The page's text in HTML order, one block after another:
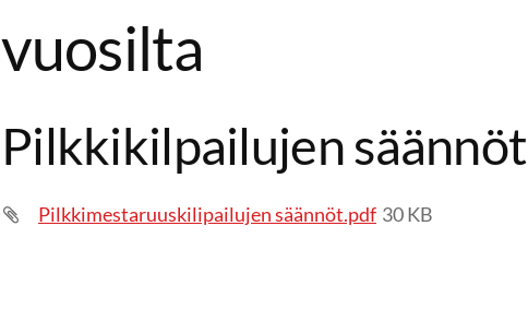
vuosilta
Pilkkikilpailujen säännöt
Pilkkimestaruuskilipailujen säännöt.pdf 30 KB